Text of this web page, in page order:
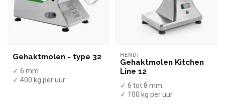
Gehaktmolen - type 32
✓ 6 mm
✓ 400 kg per uur
HENDI
Gehaktmolen Kitchen
Line 12
✓ 6 tot 8 mm
✓ 100 kg per uur